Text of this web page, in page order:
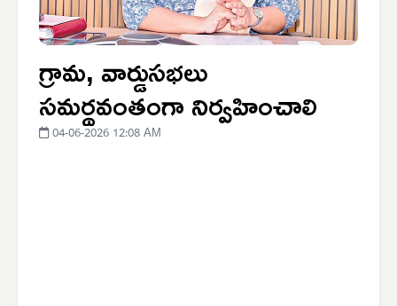
గ్రామ, వార్డుసభలు
సమర్థవంతంగా నిర్వహించాలి
04-06-2026 12:08 AM